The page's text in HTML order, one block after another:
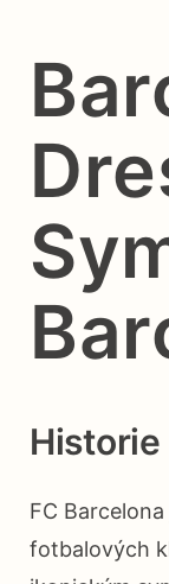
Historie
FC
fotbalových